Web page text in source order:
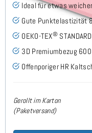
Ideal für etwas
Gute Punktelastizität
OEKO-TEX®
3D Premiumbezug
Offenporiger HR
Gerollt im Karton
(Paketversand)